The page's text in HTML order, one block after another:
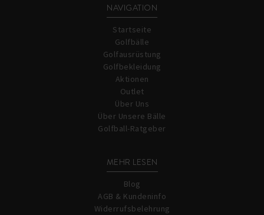
NAVIGATION
Startseite
Golfbälle
Golfausrüstung
Golfbekleidung
Aktionen
Outlet
Über Uns
Über Unsere Bälle
Golfball-Ratgeber
MEHR LESEN
Blog
AGB & Kundeninfo
Widerrufsbelehrung